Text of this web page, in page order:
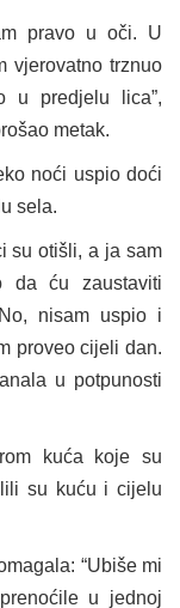
pravo u oči. U
vjerovatno trznuo
u predjelu lica”,
metak.
noći uspio doći
sela.
su otišli, a ja sam
da ću zaustaviti
nisam uspio i
proveo cijeli dan.
u potpunosti
kuća koje su
su kuću i cijelu
“Ubiše mi
u jednoj